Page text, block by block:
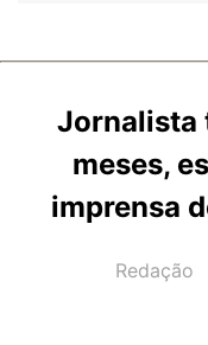
Jornalista
meses,
imprensa
AUTOR(A):
Redação